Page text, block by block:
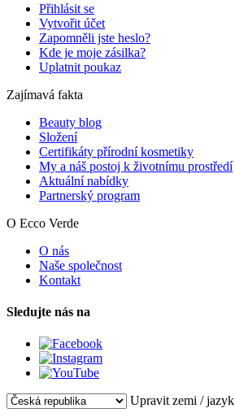
Přihlásit se
Vytvořit účet
Zapomněli jste heslo?
Kde je moje zásilka?
Uplatnit poukaz
Zajímavá fakta
Beauty blog
Složení
Certifikáty přírodní kosmetiky
My a náš postoj k životnímu prostředí
Aktuální nabídky
Partnerský program
O Ecco Verde
O nás
Naše společnost
Kontakt
Sledujte nás na
Upravit zemi / jazyk